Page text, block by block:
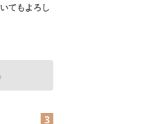
てもよろし